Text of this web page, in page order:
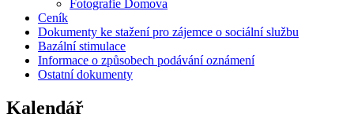
Fotografie Domova
Ceník
Dokumenty ke stažení pro zájemce o sociální službu
Bazální stimulace
Informace o způsobech podávání oznámení
Ostatní dokumenty
Kalendář